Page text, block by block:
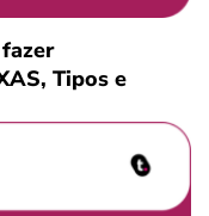
Tipos e